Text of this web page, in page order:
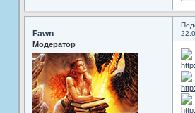
Fawn
Модератор